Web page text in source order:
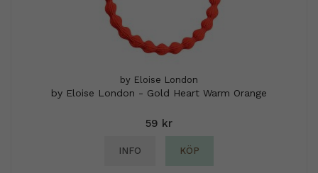
by Eloise London
by Eloise London - Gold Heart Warm Orange
59 kr
INFO KÖP